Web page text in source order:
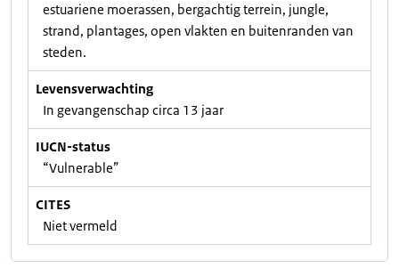
estuariene moerassen, bergachtig terrein, jungle,
strand, plantages, open vlakten en buitenranden van
steden.
Levensverwachting
In gevangenschap circa 13 jaar
IUCN-status
“Vulnerable”
CITES
Niet vermeld